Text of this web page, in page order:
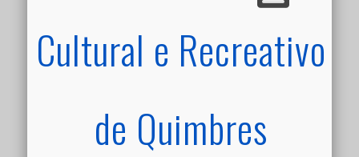
Cultural e Recreativo
de Quimbres